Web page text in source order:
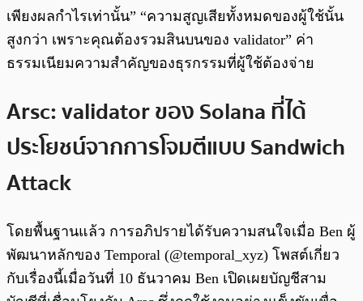
เพียงผลกำไรเท่านั้น” “ความสูญเสียทั้งหมดของผู้ใช้นั้น
สูงกว่า เพราะคุณต้องรวมสินบนของ validator” ค่า
ธรรมเนียมความสำคัญของธุรกรรมที่ผู้ใช้ต้องจ่าย
Arsc: validator ของ Solana ที่ได้
ประโยชน์จากการโจมตีแบบ Sandwich
Attack
โดยพื้นฐานแล้ว การอภิปรายได้รับความสนใจเมื่อ Ben ผู้
พัฒนาหลักของ Temporal (@temporal_xyz) โพสต์เกี่ยว
กับเรื่องนี้เมื่อวันที่ 10 ธันวาคม Ben เปิดเผยบัญชีสาม